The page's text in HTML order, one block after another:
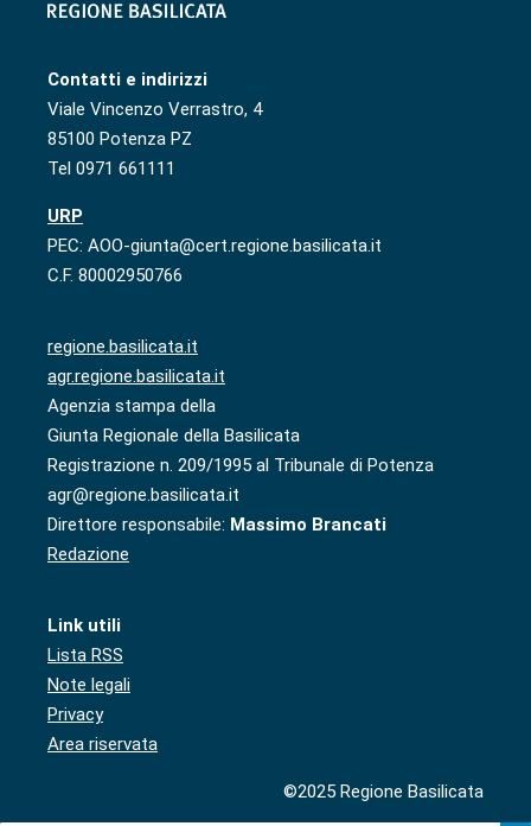
Contatti e indirizzi
Viale Vincenzo Verrastro, 4
85100 Potenza PZ
Tel 0971 661111
URP
PEC: AOO-giunta@cert.regione.basilicata.it
C.F. 80002950766
regione.basilicata.it
agr.regione.basilicata.it
Agenzia stampa della
Giunta Regionale della Basilicata
Registrazione n. 209/1995 al Tribunale di Potenza
agr@regione.basilicata.it
Direttore responsabile: Massimo Brancati
Redazione
Link utili
Lista RSS
Note legali
Privacy
Area riservata
©2025 Regione Basilicata